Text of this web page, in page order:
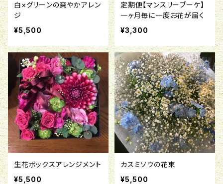
白×グリーンの爽やかアレン
ジ
¥5,500
定期便【マンスリーブーケ】
一ヶ月毎に一度お花が届く
¥3,300
生花ボックスアレンジメント
¥5,500
カスミソウの花束
¥5,500